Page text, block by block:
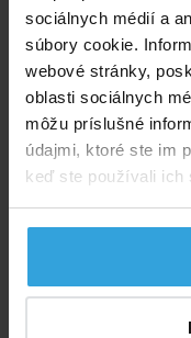
sociálnych médií a
súbory cookie.
webové stránky,
oblasti sociálnych
môžu príslušné
údajmi, ktoré ste im
keď ste používali ich
Závesný solárny ohrev